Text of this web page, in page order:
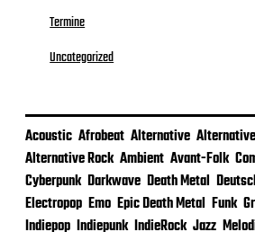
Termine
Uncategorized
Acoustic Afrobeat Alternative
Alternative Rock Ambient Avant-Folk
Cyberpunk Darkwave Death Metal
Electropop Emo Epic Death Metal Funk
Indiepop Indiepunk IndieRock Jazz